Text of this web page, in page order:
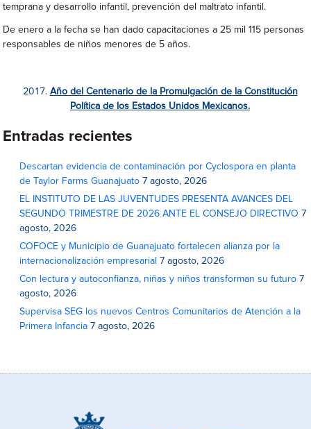
temprana y desarrollo infantil, prevención del maltrato infantil.
De enero a la fecha se han dado capacitaciones a 25 mil 115 personas
responsables de niños menores de 5 años.
Año del Centenario de la Promulgación de la Constitución
Política de los Estados Unidos Mexicanos.
Entradas recientes
Descartan evidencia de contaminación por Cyclospora en planta
de Taylor Farms Guanajuato 7 agosto, 2026
EL INSTITUTO DE LAS JUVENTUDES PRESENTA AVANCES DEL
SEGUNDO TRIMESTRE DE 2026 ANTE EL CONSEJO DIRECTIVO 7
agosto, 2026
COFOCE y Municipio de Guanajuato fortalecen alianza por la
internacionalización empresarial 7 agosto, 2026
Con lectura y autoconfianza, niñas y niños transforman su futuro 7
agosto, 2026
Supervisa SEG los nuevos Centros Comunitarios de Atención a la
Primera Infancia 7 agosto, 2026